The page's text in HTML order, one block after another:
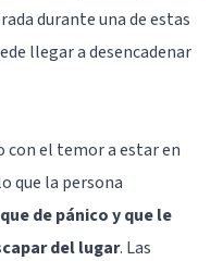
durante una de estas
llegar a desencadenar
con el temor a estar en
que la persona
de pánico y que le
del lugar. Las